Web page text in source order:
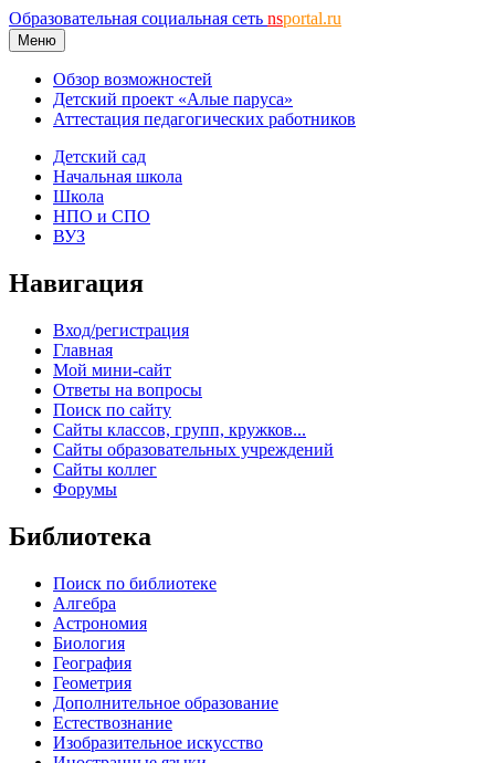
Образовательная социальная сеть nsportal.ru
Меню
Обзор возможностей
Детский проект «Алые паруса»
Аттестация педагогических работников
Детский сад
Начальная школа
Школа
НПО и СПО
ВУЗ
Навигация
Вход/регистрация
Главная
Мой мини-сайт
Ответы на вопросы
Поиск по сайту
Сайты классов, групп, кружков...
Сайты образовательных учреждений
Сайты коллег
Форумы
Библиотека
Поиск по библиотеке
Алгебра
Астрономия
Биология
География
Геометрия
Дополнительное образование
Естествознание
Изобразительное искусство